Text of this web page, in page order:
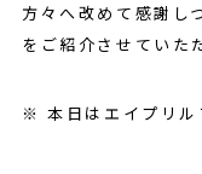
方々へ改めて感謝し
をご紹介させていた
※ 本日はエイプリル